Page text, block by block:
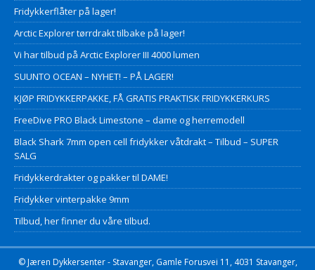
Fridykkerflåter på lager!
Arctic Explorer tørrdrakt tilbake på lager!
Vi har tilbud på Arctic Explorer III 4000 lumen
SUUNTO OCEAN – NYHET! – PÅ LAGER!
KJØP FRIDYKKERPAKKE, FÅ GRATIS PRAKTISK FRIDYKKERKURS
FreeDive PRO Black Limestone – dame og herremodell
Black Shark 7mm open cell fridykker våtdrakt – Tilbud – SUPER
SALG
Fridykkerdrakter og pakker til DAME!
Fridykker vinterpakke 9mm
Tilbud, her finner du våre tilbud.
© Jæren Dykkersenter - Stavanger, Gamle Forusvei 11, 4031 Stavanger,